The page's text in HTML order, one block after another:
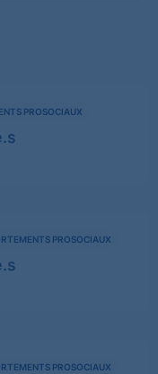
PROSOCIAUX
PROSOCIAUX
PROSOCIAUX